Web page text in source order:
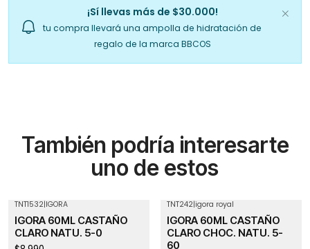
¡Sí llevas más de $30.000!
tu compra llevará una ampolla de hidratación de
regalo de la marca BBCOS
También podría interesarte
uno de estos
TNT1532|IGORA
IGORA 60ML CASTAÑO
CLARO NATU. 5-0
TNT242|igora royal
IGORA 60ML CASTAÑO
CLARO CHOC. NATU. 5-
60